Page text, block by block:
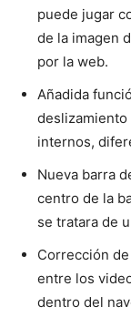
puede jugar
de la imagen
por la web.
Añadida
internos,
Nueva barra
centro de la
se tratara de
Corrección
entre los
dentro del